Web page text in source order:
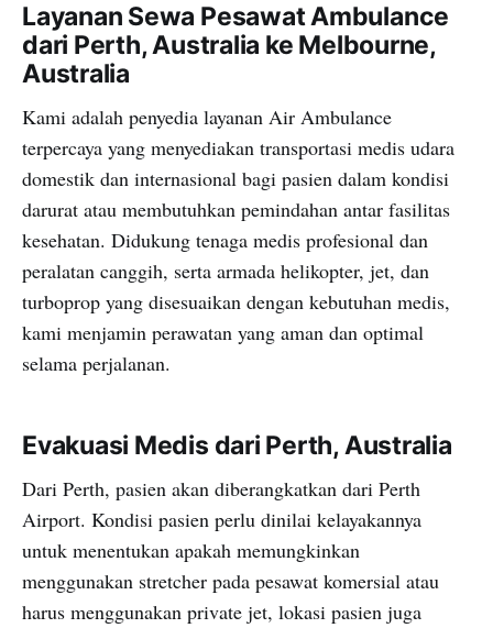
Layanan Sewa Pesawat Ambulance
dari Perth, Australia ke Melbourne,
Australia
Kami adalah penyedia layanan Air Ambulance
terpercaya yang menyediakan transportasi medis udara
domestik dan internasional bagi pasien dalam kondisi
darurat atau membutuhkan pemindahan antar fasilitas
kesehatan. Didukung tenaga medis profesional dan
peralatan canggih, serta armada helikopter, jet, dan
turboprop yang disesuaikan dengan kebutuhan medis,
kami menjamin perawatan yang aman dan optimal
selama perjalanan.
Evakuasi Medis dari Perth, Australia
Dari Perth, pasien akan diberangkatkan dari Perth
Airport. Kondisi pasien perlu dinilai kelayakannya
untuk menentukan apakah memungkinkan
menggunakan stretcher pada pesawat komersial atau
harus menggunakan private jet, lokasi pasien juga